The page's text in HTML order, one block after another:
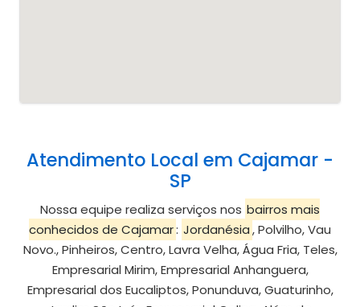
Atendimento Local em Cajamar -
SP
Nossa equipe realiza serviços nos bairros mais
conhecidos de Cajamar: Jordanésia , Polvilho, Vau
Novo., Pinheiros, Centro, Lavra Velha, Água Fria, Teles,
Empresarial Mirim, Empresarial Anhanguera,
Empresarial dos Eucaliptos, Ponunduva, Guaturinho,